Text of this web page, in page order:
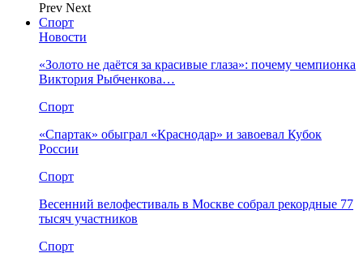
Prev Next
Спорт
Новости
«Золото не даётся за красивые глаза»: почему чемпионка
Виктория Рыбченкова…
Спорт
«Спартак» обыграл «Краснодар» и завоевал Кубок
России
Спорт
Весенний велофестиваль в Москве собрал рекордные 77
тысяч участников
Спорт